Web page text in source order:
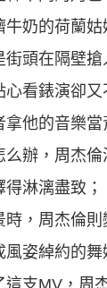
奶的荷蘭姑
頭在隔壁搶
心看錶演卻
拿他的音樂
么辦，周杰
淋漓盡致；
，周杰倫則
風姿綽約的
這支MV，周